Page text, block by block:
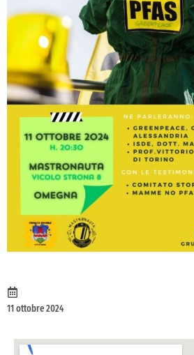
11 ottobre 2024